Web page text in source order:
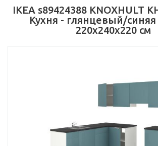
IKEA s89424388 KNOXHULT
Кухня - глянцевый/
220x240x220 см